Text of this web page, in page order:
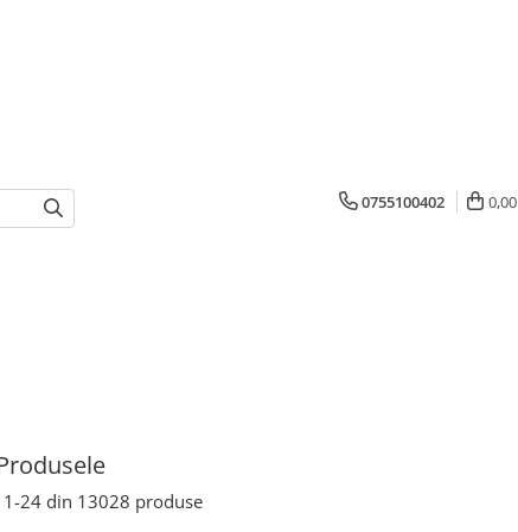
0755100402 0,00
1-24 din 13028 produse